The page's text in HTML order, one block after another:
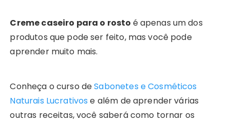
Creme caseiro para o rosto é apenas um dos
produtos que pode ser feito, mas você pode
aprender muito mais.
Conheça o curso deSabonetes e Cosméticos
Naturais Lucrativos e além de aprender várias
outras receitas, você saberá como tornar os